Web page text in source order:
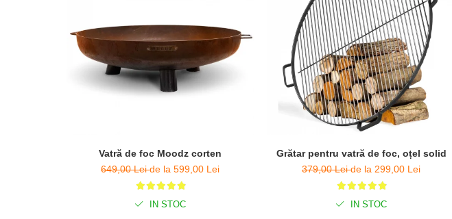
Vatră de foc Moodz corten
649,00 Leide la 599,00 Lei
IN STOC
Grătar pentru vatră de foc, oțel solid
379,00 Leide la 299,00 Lei
IN STOC